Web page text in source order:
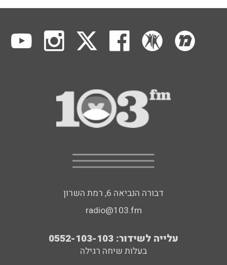
דבורה הנביאה 6, רמת השרון
radio@103.fm
עלייה לשידור: 0552-103-103
בעלות שיחה רגילה